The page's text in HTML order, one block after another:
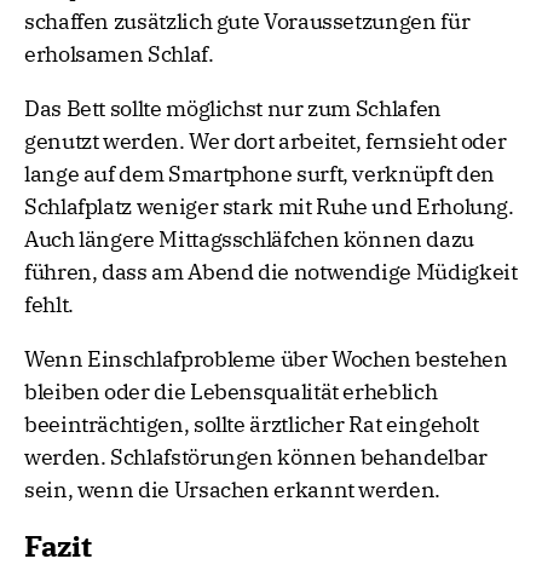
schaffen zusätzlich gute Voraussetzungen für
erholsamen Schlaf.
Das Bett sollte möglichst nur zum Schlafen
genutzt werden. Wer dort arbeitet, fernsieht oder
lange auf dem Smartphone surft, verknüpft den
Schlafplatz weniger stark mit Ruhe und Erholung.
Auch längere Mittagsschläfchen können dazu
führen, dass am Abend die notwendige Müdigkeit
fehlt.
Wenn Einschlafprobleme über Wochen bestehen
bleiben oder die Lebensqualität erheblich
beeinträchtigen, sollte ärztlicher Rat eingeholt
werden. Schlafstörungen können behandelbar
sein, wenn die Ursachen erkannt werden.
Fazit